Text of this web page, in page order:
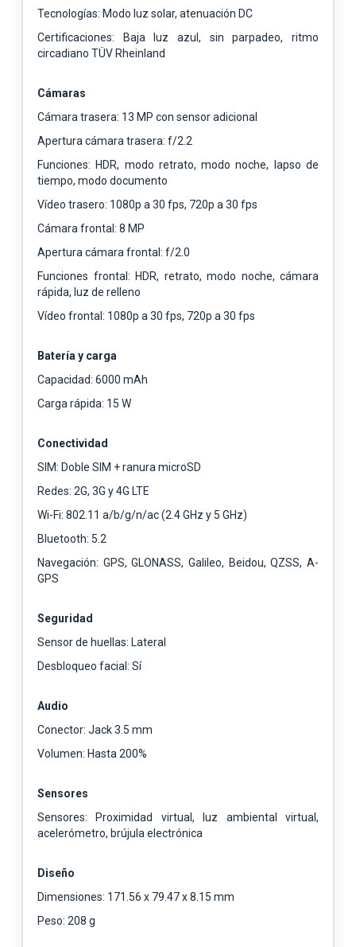
Tecnologías: Modo luz solar, atenuación DC
Certificaciones: Baja luz azul, sin parpadeo, ritmo
circadiano TÜV Rheinland
Cámaras
Cámara trasera: 13 MP con sensor adicional
Apertura cámara trasera: f/2.2
Funciones: HDR, modo retrato, modo noche, lapso de
tiempo, modo documento
Vídeo trasero: 1080p a 30 fps, 720p a 30 fps
Cámara frontal: 8 MP
Apertura cámara frontal: f/2.0
Funciones frontal: HDR, retrato, modo noche, cámara
rápida, luz de relleno
Vídeo frontal: 1080p a 30 fps, 720p a 30 fps
Batería y carga
Capacidad: 6000 mAh
Carga rápida: 15 W
Conectividad
SIM: Doble SIM + ranura microSD
Redes: 2G, 3G y 4G LTE
Wi-Fi: 802.11 a/b/g/n/ac (2.4 GHz y 5 GHz)
Bluetooth: 5.2
Navegación: GPS, GLONASS, Galileo, Beidou, QZSS, A-
GPS
Seguridad
Sensor de huellas: Lateral
Desbloqueo facial: Sí
Audio
Conector: Jack 3.5 mm
Volumen: Hasta 200%
Sensores
Sensores: Proximidad virtual, luz ambiental virtual,
acelerómetro, brújula electrónica
Diseño
Dimensiones: 171.56 x 79.47 x 8.15 mm
Peso: 208 g